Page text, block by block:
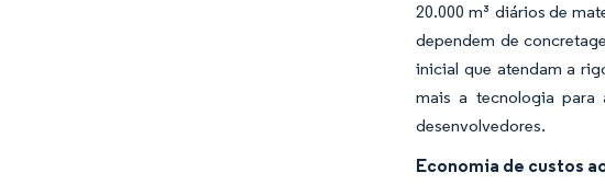
20.000 m³ diários de
dependem de
inicial que atendam a
mais a tecnologia para
desenvolvedores.
Economia de custos